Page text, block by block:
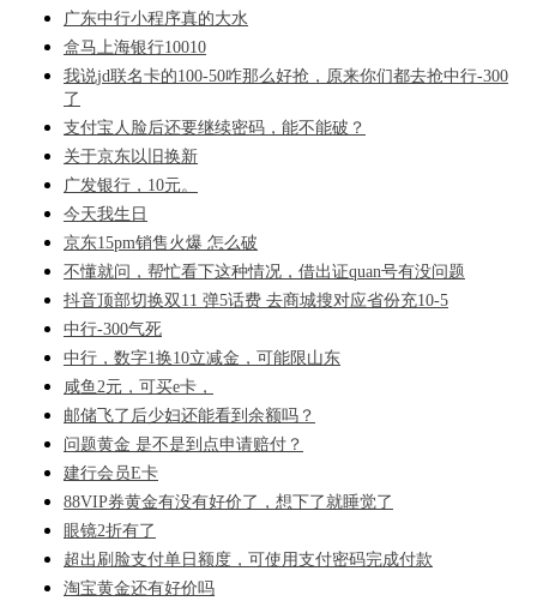
广东中行小程序真的大水
盒马上海银行10010
我说jd联名卡的100-50咋那么好抢，原来你们都去抢中行-300
了
支付宝人脸后还要继续密码，能不能破？
关于京东以旧换新
广发银行，10元。
今天我生日
京东15pm销售火爆 怎么破
不懂就问，帮忙看下这种情况，借出证quan号有没问题
抖音顶部切换双11 弹5话费 去商城搜对应省份充10-5
中行-300气死
中行，数字1换10立减金，可能限山东
咸鱼2元，可买e卡，
邮储飞了后少妇还能看到余额吗？
问题黄金 是不是到点申请赔付？
建行会员E卡
88VIP券黄金有没有好价了，想下了就睡觉了
眼镜2折有了
超出刷脸支付单日额度，可使用支付密码完成付款
淘宝黄金还有好价吗